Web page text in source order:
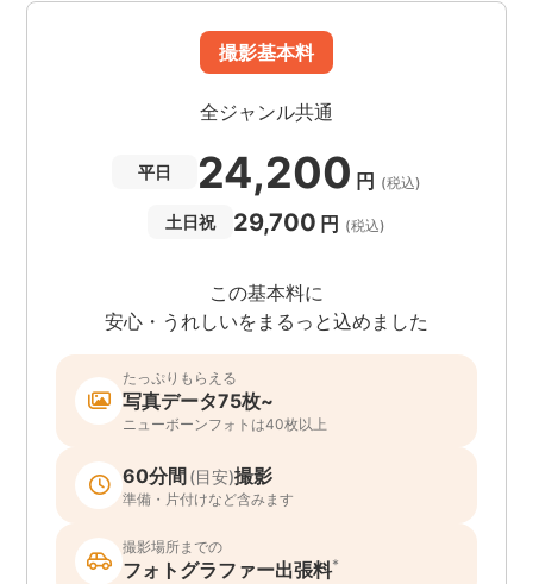
撮影基本料
全ジャンル共通
平日 24,200 円 (税込)
土日祝 29,700 円 (税込)
この基本料に
安心・うれしいをまるっと込めました
たっぷりもらえる
写真データ75枚~
ニューボーンフォトは40枚以上
60分間 (目安)撮影
準備・片付けなど含みます
撮影場所までの
フォトグラファー出張料*